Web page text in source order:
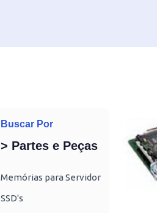
Buscar Por
> Partes e Peças
Memórias para Servidor
SSD's